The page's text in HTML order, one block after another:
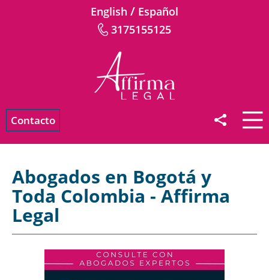
English / Español
3175155125
Contacto
Abogados en Bogotá y
Toda Colombia - Affirma
Legal